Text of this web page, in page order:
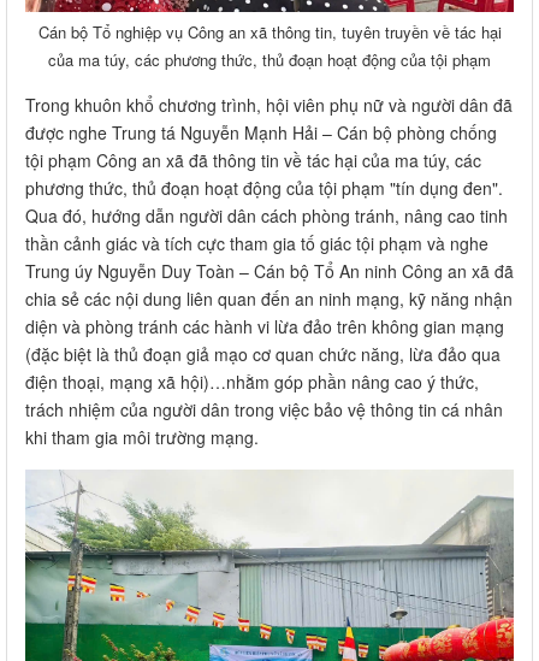
Cán bộ Tổ nghiệp vụ Công an xã thông tin, tuyên truyền về tác hại
của ma túy, các phương thức, thủ đoạn hoạt động của tội phạm
Trong khuôn khổ chương trình, hội viên phụ nữ và người dân đã
được nghe Trung tá Nguyễn Mạnh Hải – Cán bộ phòng chống
tội phạm Công an xã đã thông tin về tác hại của ma túy, các
phương thức, thủ đoạn hoạt động của tội phạm "tín dụng đen".
Qua đó, hướng dẫn người dân cách phòng tránh, nâng cao tinh
thần cảnh giác và tích cực tham gia tố giác tội phạm và nghe
Trung úy Nguyễn Duy Toàn – Cán bộ Tổ An ninh Công an xã đã
chia sẻ các nội dung liên quan đến an ninh mạng, kỹ năng nhận
diện và phòng tránh các hành vi lừa đảo trên không gian mạng
(đặc biệt là thủ đoạn giả mạo cơ quan chức năng, lừa đảo qua
điện thoại, mạng xã hội)…nhằm góp phần nâng cao ý thức,
trách nhiệm của người dân trong việc bảo vệ thông tin cá nhân
khi tham gia môi trường mạng.